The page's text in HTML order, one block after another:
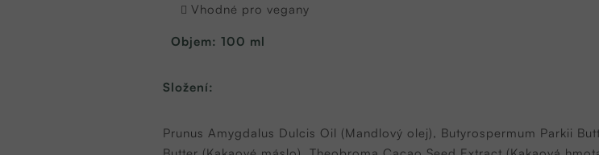
Vhodné pro vegany
Objem: 100 ml
Složení:
Prunus Amygdalus Dulcis Oil (Mandlový olej), Butyrospermum Parkii